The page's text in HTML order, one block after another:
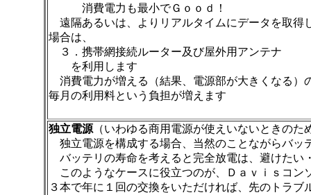
消費電力も最小でＧｏｏｄ！
遠隔あるいは、よりリアルタイムにデータを取得
場合は、
３．携帯網接続ルーター及び屋外用アンテナ
を利用します
消費電力が増える（結果、電源部が大きくなる）
毎月の利用料という負担が増えます
独立電源 （いわゆる商用電源が使えいないときの
独立電源を構成する場合、当然のことながらバッ
バッテリの寿命を考えると完全放電は、避けたい
このようなケースに役立つのが、Ｄａｖｉｓコン
３本で年に１回の交換をいただければ、先のトラ